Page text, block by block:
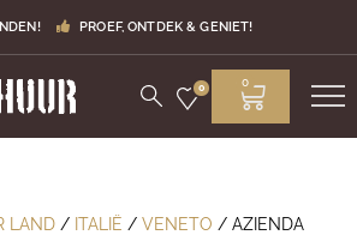
PROEF, ONTDEK & GENIET!
0 0
LAND / ITALIË / VENETO / AZIENDA